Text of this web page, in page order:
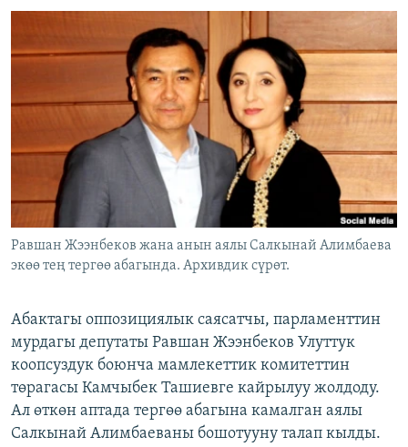
ЭЖЕ-СИҢДИЛЕР
ЫҢГАЙСЫЗ СУРООЛОР
Русский
ОНЛАЙН ШЕРИНЕ
ЭЕ/АРнун бардык сайттары
Равшан Жээнбеков жана анын аялы Салкынай Алимбаева
экөө тең тергөө абагында. Архивдик сүрөт.
Абактагы оппозициялык саясатчы, парламенттин
мурдагы депутаты Равшан Жээнбеков Улуттук
коопсуздук боюнча мамлекеттик комитеттин
төрагасы Камчыбек Ташиевге кайрылуу жолдоду.
Ал өткөн аптада тергөө абагына камалган аялы
Салкынай Алимбаеваны бошотууну талап кылды.